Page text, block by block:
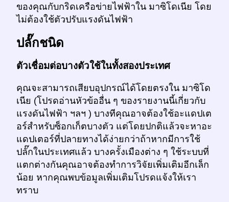
ของคุณกับกริดเครือข่ายไฟฟ้าใน มาซิโดเนีย โดย
ไม่ต้องใช้ตัวปรับแรงดันไฟฟ้า
ปลั๊กชนิด
ตัวเชื่อมต่อบางตัวใช้ในทั้งสองประเทศ
คุณจะสามารถเสียบอุปกรณ์ได้โดยตรงใน มาซิโด
เนีย (โปรดอ่านหัวข้ออื่น ๆ ของรายงานนี้เกี่ยวกับ
แรงดันไฟฟ้า ฯลฯ ) บางทีคุณอาจต้องใช้อะแดปเต
อร์สำหรับซ็อกเก็ตบางตัว แต่โดยปกติแล้วจะหาอะ
แดปเตอร์ที่ปลายทางได้ง่ายกว่าถ้าหากมีการใช้
ปลั๊กในประเทศแล้ว บางครั้งเมืองต่าง ๆ ใช้ระบบที่
แตกต่างกันคุณอาจต้องทำการวิจัยเพิ่มเติมอีกเล็ก
น้อย หากคุณพบข้อมูลเพิ่มเติมโปรดแจ้งให้เรา
ทราบ